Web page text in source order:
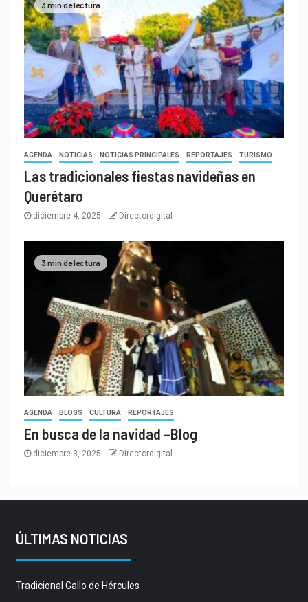
3 min de lectura
AGENDA NOTICIAS NOTICIAS PRINCIPALES REPORTAJES TURISMO
Las tradicionales fiestas navideñas en
Querétaro
diciembre 4, 2025 Directordigital
3 min de lectura
AGENDA BLOGS CULTURA REPORTAJES
En busca de la navidad –Blog
diciembre 3, 2025 Directordigital
ÚLTIMAS NOTICIAS
Tradicional Gallo de Hércules